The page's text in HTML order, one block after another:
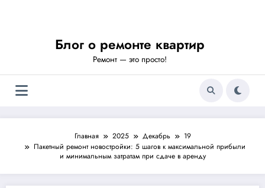
Блог о ремонте квартир
Ремонт — это просто!
Главная 2025 Декабрь
19
Пакетный ремонт новостройки: 5 шагов к максимальной прибыли
и минимальным затратам при сдаче в аренду